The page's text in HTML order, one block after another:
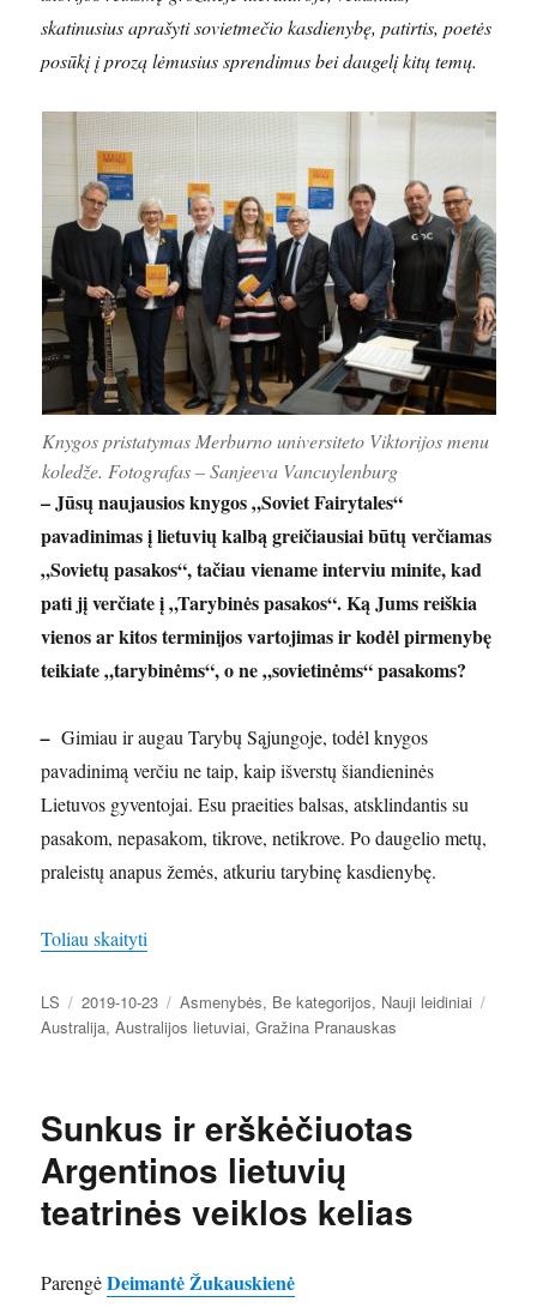
skatinusius aprašyti sovietmečio kasdienybę, patirtis, poetės
posūkį į prozą lėmusius sprendimus bei daugelį kitų temų.
Knygos pristatymas Merburno universiteto Viktorijos menu
koledže. Fotografas – Sanjeeva Vancuylenburg
– Jūsų naujausios knygos „Soviet Fairytales“
pavadinimas į lietuvių kalbą greičiausiai būtų verčiamas
„Sovietų pasakos“, tačiau viename interviu minite, kad
pati jį verčiate į „Tarybinės pasakos“. Ką Jums reiškia
vienos ar kitos terminijos vartojimas ir kodėl pirmenybę
teikiate „tarybinėms“, o ne „sovietinėms“ pasakoms?
–Gimiau ir augau Tarybų Sąjungoje, todėl knygos
pavadinimą verčiu ne taip, kaip išverstų šiandieninės
Lietuvos gyventojai. Esu praeities balsas, atsklindantis su
pasakom, nepasakom, tikrove, netikrove. Po daugelio metų,
praleistų anapus žemės, atkuriu tarybinę kasdienybę.
Toliau skaityti
Autorius
LS Paskelbta
2019-10-23 Kategorijos
Asmenybės, Be kategorijos, Nauji leidiniai
Australija,Australijos lietuviai,Gražina Pranauskas
Sunkus ir erškėčiuotas
Argentinos lietuvių
teatrinės veiklos kelias
ParengėDeimantė Žukauskienė